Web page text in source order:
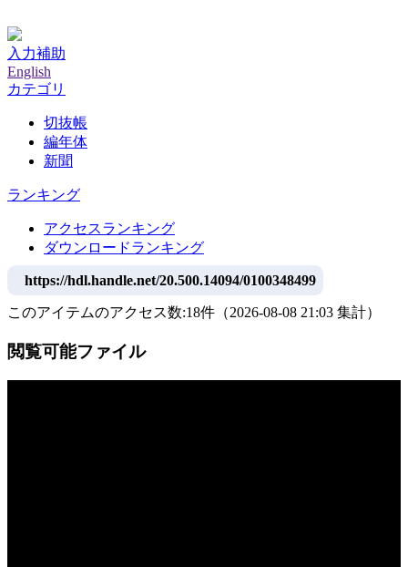
入力補助
English
カテゴリ
切抜帳
編年体
新聞
ランキング
アクセスランキング
ダウンロードランキング
https://hdl.handle.net/20.500.14094/0100348499
このアイテムのアクセス数:18件 （2026-08-08 21:03 集計）
閲覧可能ファイル